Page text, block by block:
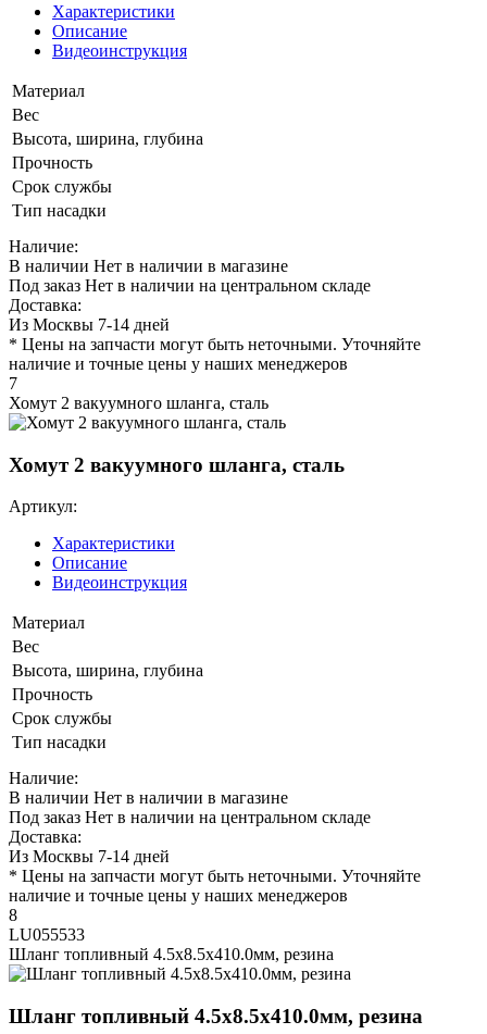
Характеристики
Описание
Видеоинструкция
Материал
Вес
Высота, ширина, глубина
Прочность
Срок службы
Тип насадки
Наличие:
В наличии Нет в наличии в магазине
Под заказ Нет в наличии на центральном складе
Доставка:
Из Москвы 7-14 дней
* Цены на запчасти могут быть неточными. Уточняйте
наличие и точные цены у наших менеджеров
7
Хомут 2 вакуумного шланга, сталь
Хомут 2 вакуумного шланга, сталь
Артикул:
Характеристики
Описание
Видеоинструкция
Материал
Вес
Высота, ширина, глубина
Прочность
Срок службы
Тип насадки
Наличие:
В наличии Нет в наличии в магазине
Под заказ Нет в наличии на центральном складе
Доставка:
Из Москвы 7-14 дней
* Цены на запчасти могут быть неточными. Уточняйте
наличие и точные цены у наших менеджеров
8
LU055533
Шланг топливный 4.5x8.5x410.0мм, резина
Шланг топливный 4.5x8.5x410.0мм, резина